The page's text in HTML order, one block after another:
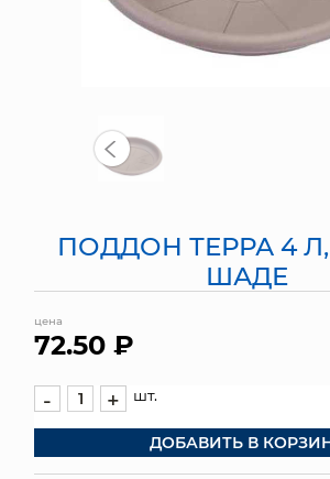
ПРЕДМЕТЫ ИНТЕРЬЕРА
ЯЩИКИ
СУНДУКИ
ПОДАРОЧНЫЕ КАРТЫ
ПОДДОН ТЕРРА 4 Л,
ШАДЕ
цена
72.50 ₽
- + шт.
ДОБАВИТЬ В